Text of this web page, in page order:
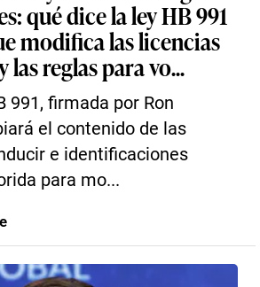
qué dice la ley HB 991
modifica las licencias
reglas para vo...
991, firmada por Ron
el contenido de las
e identificaciones
para mo...